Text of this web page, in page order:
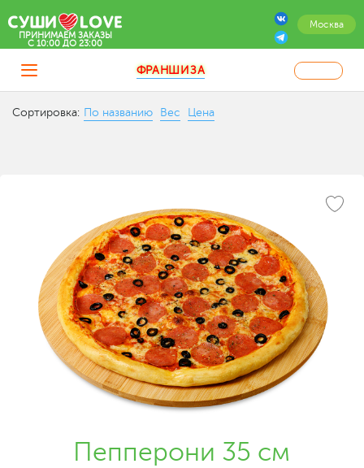
Москва
ПРИНИМАЕМ ЗАКАЗЫ
C 10:00 ДО 23:00
ФРАНШИЗА
Сортировка: По названию Вес Цена
Пепперони 35 см